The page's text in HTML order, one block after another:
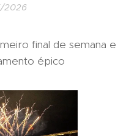
2026
final de semana e
épico